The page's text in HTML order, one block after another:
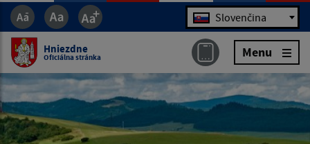
Jazyk Slovenčina
Hniezdne
Oficiálna stránka Menu